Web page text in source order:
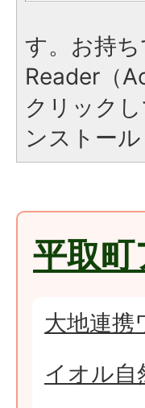
す。お持
Reader（
クリック
ンストール
平取
大地連携
イオル自